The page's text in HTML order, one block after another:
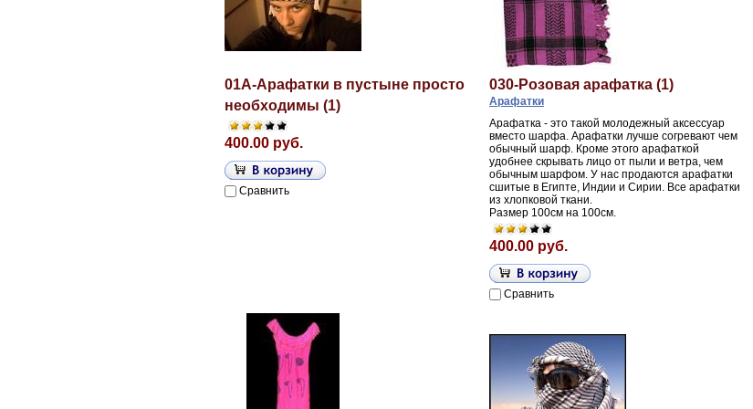
01A-Арафатки в пустыне просто
необходимы (1)
400.00 руб.
Сравнить
030-Розовая арафатка (1)
Арафатки
Арафатка - это такой молодежный аксессуар
вместо шарфа. Арафатки лучше согревают чем
обычный шарф. Кроме этого арафаткой
удобнее скрывать лицо от пыли и ветра, чем
обычным шарфом. У нас продаются арафатки
сшитые в Египте, Индии и Сирии. Все арафатки
из хлопковой ткани.
Размер 100см на 100см.
400.00 руб.
Сравнить